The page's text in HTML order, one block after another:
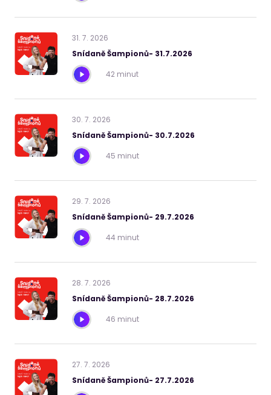
31. 7. 2026
Snídaně Šampionů- 31.7.2026
42 minut
30. 7. 2026
Snídaně Šampionů- 30.7.2026
45 minut
29. 7. 2026
Snídaně Šampionů- 29.7.2026
44 minut
28. 7. 2026
Snídaně Šampionů- 28.7.2026
46 minut
27. 7. 2026
Snídaně Šampionů- 27.7.2026